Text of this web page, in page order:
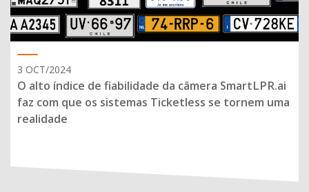
3 OCT/2024
O alto índice de fiabilidade da câmera SmartLPR.ai
faz com que os sistemas Ticketless se tornem uma
realidade